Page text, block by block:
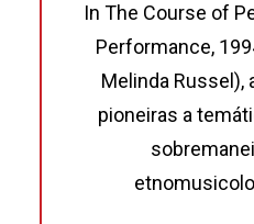
In The Course of
Performance,
Melinda
pioneiras a